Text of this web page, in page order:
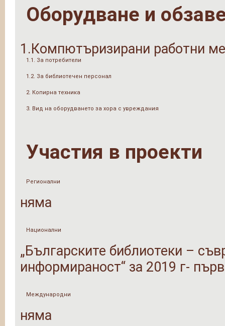
Оборудване и
1.Компютъризирани работни
1.1. За потребители
1.2. За библиотечен персонал
2. Копирна техника
3. Вид на оборудването за хора с увреждания
Участия в проекти
Регионални
няма
Национални
„Българските библиотеки –
информираност“ за 2019 г-
Международни
няма